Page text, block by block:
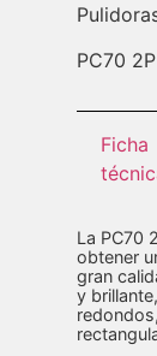
PC70 2P
Ficha
La PC70
obtener
gran
y